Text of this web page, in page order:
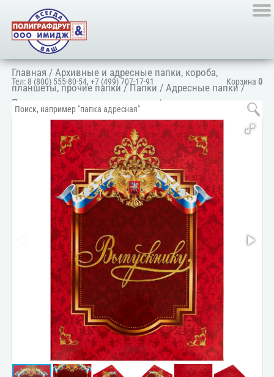
Корзина 0
Тел: 8 (800) 555-80-54,+7 (499) 707-17-91
Главная /Архивные и адресные папки, короба,
планшеты, прочие папки/Папки /Адресные папки/
Папка для школ и детских садов
/